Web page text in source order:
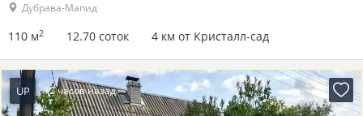
Дубрава-Мапид
110 м2 12.70 соток 4 км от Кристалл-сад
UP 12 часов назад